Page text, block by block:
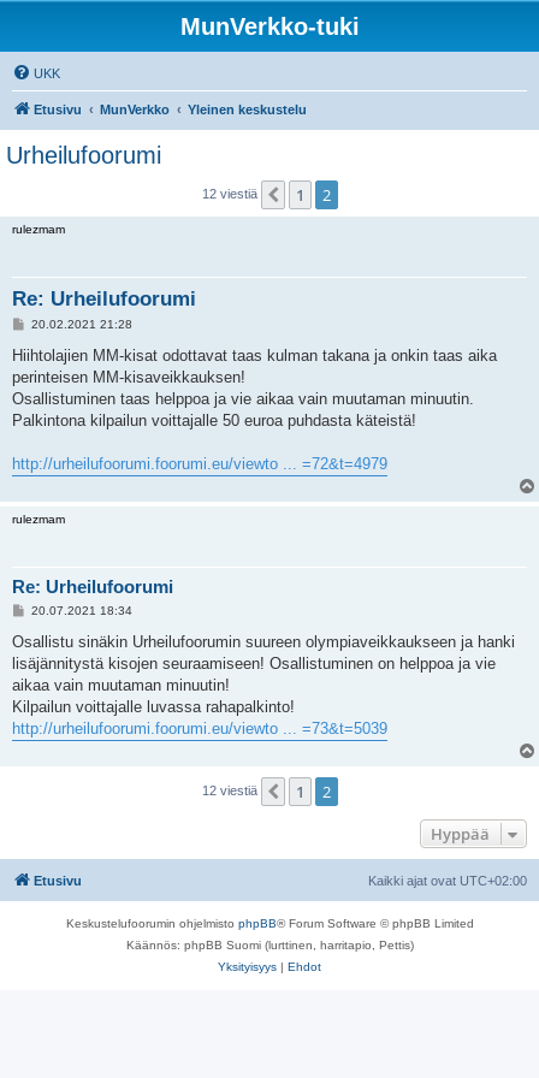
MunVerkko-tuki
UKK
Etusivu MunVerkko Yleinen keskustelu
Urheilufoorumi
12 viestiä Edellinen
1 2
rulezmam
Re: Urheilufoorumi
V
e
t
i
20.02.2021 21:28
Hiihtolajien MM-kisat odottavat taas kulman takana ja onkin taas aika
perinteisen MM-kisaveikkauksen!
Osallistuminen taas helppoa ja vie aikaa vain muutaman minuutin.
Palkintona kilpailun voittajalle 50 euroa puhdasta käteistä!
http://urheilufoorumi.foorumi.eu/viewto ... =72&t=4979
rulezmam
Re: Urheilufoorumi
V
e
t
i
20.07.2021 18:34
Osallistu sinäkin Urheilufoorumin suureen olympiaveikkaukseen ja hanki
lisäjännitystä kisojen seuraamiseen! Osallistuminen on helppoa ja vie
aikaa vain muutaman minuutin!
Kilpailun voittajalle luvassa rahapalkinto!
http://urheilufoorumi.foorumi.eu/viewto ... =73&t=5039
12 viestiä Edellinen
1
2
Hyppää
Etusivu Kaikki ajat ovat UTC+02:00
Keskustelufoorumin ohjelmisto phpBB® Forum Software © phpBB Limited
Käännös: phpBB Suomi (lurttinen, harritapio, Pettis)
Yksityisyys | Ehdot